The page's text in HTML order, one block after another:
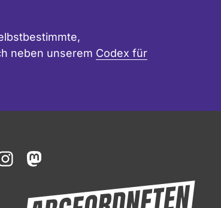
neben unserem Codex für
instagrammastodon